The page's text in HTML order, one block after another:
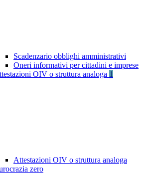
Scadenzario obblighi amministrativi
Oneri informativi per cittadini e imprese
OIV o struttura analoga 1
Attestazioni OIV o struttura analoga
zero